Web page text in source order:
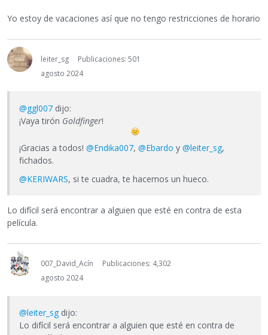
Yo estoy de vacaciones así que no tengo restricciones de horario
leiter_sg
Publicaciones: 501
agosto 2024
@ggl007 dijo:
¡Vaya tirón Goldfinger!
¡Gracias a todos! @Endika007, @Ebardo y @leiter_sg,
fichados.
@KERIWARS, si te cuadra, te hacemos un hueco.
Lo difícil será encontrar a alguien que esté en contra de esta
película.
007_David_Acín
Publicaciones: 4,302
agosto 2024
@leiter_sg dijo:
Lo difícil será encontrar a alguien que esté en contra de